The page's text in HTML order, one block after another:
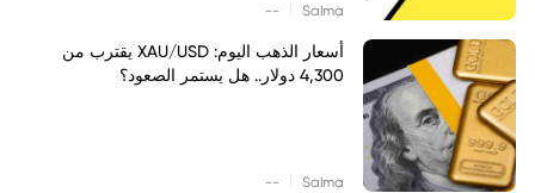
Salma
--
أسعار الذهب اليوم: XAU/USD يقترب من
4,300 دولار.. هل يستمر الصعود؟
Salma
--